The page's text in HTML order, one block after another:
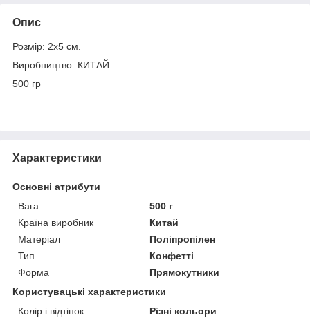
Опис
Розмір: 2х5 см.
Виробництво: КИТАЙ
500 гр
Характеристики
Основні атрибути
Вага
500 г
Країна виробник
Китай
Матеріал
Поліпропілен
Тип
Конфетті
Форма
Прямокутники
Користувацькi характеристики
Колір і відтінок
Різні кольори